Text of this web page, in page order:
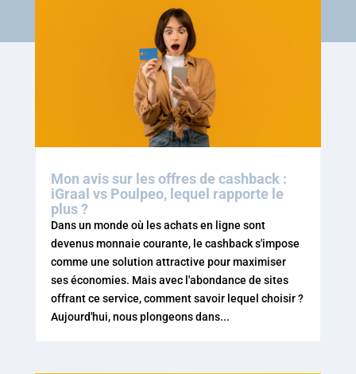
Mon avis sur les offres de cashback :
iGraal vs Poulpeo, lequel rapporte le
plus ?
Dans un monde où les achats en ligne sont
devenus monnaie courante, le cashback s'impose
comme une solution attractive pour maximiser
ses économies. Mais avec l'abondance de sites
offrant ce service, comment savoir lequel choisir ?
Aujourd'hui, nous plongeons dans...